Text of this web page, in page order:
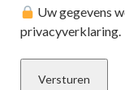
Uw gegevens
privacyverklaring.